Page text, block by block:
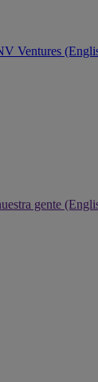
Ventures
gente